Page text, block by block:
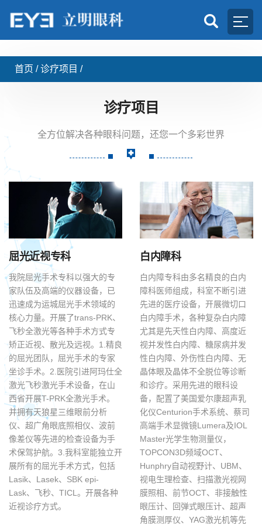
首页 /诊疗项目 /
诊疗项目
全方位解决各种眼科问题，还您一个多彩世界
屈光近视专科
我院屈光手术专科以强大的专
家队伍及高端的仪器设备，已
迅速成为运城屈光手术领域的
核心力量。开展了trans-PRK、
飞秒全激光等各种手术方式专
矫正近视、散光及远视。1.精良
的屈光团队，屈光手术的专家
坐诊手术。2.医院引进阿玛仕全
激光飞秒激光手术设备，在山
西省开展T-PRK全激光手术。
并拥有天狼星三维眼前分析
仪、超广角眼底照相仪、波前
像差仪等先进的检查设备为手
术保驾护航。3.我科室能独立开
展所有的屈光手术方式，包括
Lasik、Lasek、SBK epi-
Lask、飞秒、TICL。开展各种
近视诊疗方式。
白内障科
白内障专科由多名精良的白内
障科医师组成，科室不断引进
先进的医疗设备，开展微切口
白内障手术，各种复杂白内障
尤其是先天性白内障、高度近
视并发性白内障、糖尿病并发
性白内障、外伤性白内障、无
晶体眼及晶体不全脱位等诊断
和诊疗。采用先进的眼科设
备，配置了美国爱尔康超声乳
化仪Centurion手术系统、蔡司
高端手术显微镜Lumera及IOL
Master光学生物测量仪，
TOPCON3D频域OCT、
Hunphry自动视野计、UBM、
视电生理检查、扫描激光视网
膜照相、前节OCT、非接触性
眼压计、回弹式眼压计、超声
角膜测厚仪、YAG激光机等先